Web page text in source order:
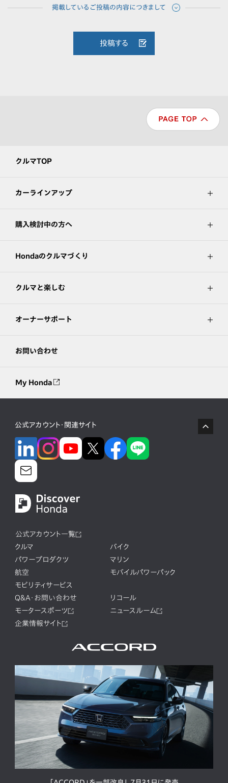
投稿する
クルマTOP
カーラインアップ
購入検討中の方へ
Hondaのクルマづくり
クルマと楽しむ
オーナーサポート
お問い合わせ
My Honda
公式アカウント・関連サイト
公式アカウント一覧
クルマ
バイク
パワープロダクツ
マリン
航空
モバイルパワーパック
モビリティサービス
Q&A・お問い合わせ
リコール
モータースポーツ
ニュースルーム
企業情報サイト